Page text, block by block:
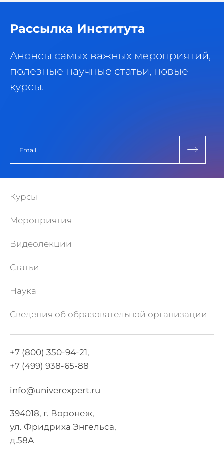
Рассылка Института
Анонсы самых важных мероприятий,
полезные научные статьи, новые
курсы.
Курсы
Мероприятия
Видеолекции
Статьи
Наука
Сведения об образовательной организации
+7 (800) 350-94-21,
+7 (499) 938-65-88
info@univerexpert.ru
394018, г. Воронеж,
ул. Фридриха Энгельса,
д.58А